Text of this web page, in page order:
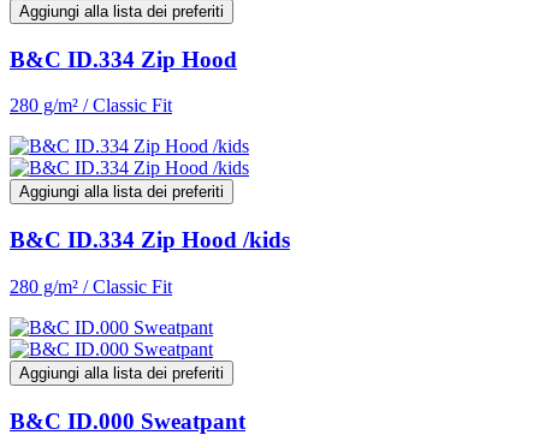
Aggiungi alla lista dei preferiti
B&C ID.334 Zip Hood
280 g/m² / Classic Fit
Aggiungi alla lista dei preferiti
B&C ID.334 Zip Hood /kids
280 g/m² / Classic Fit
Aggiungi alla lista dei preferiti
B&C ID.000 Sweatpant